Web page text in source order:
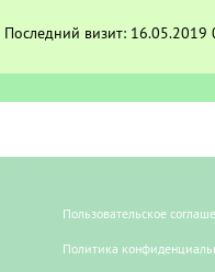
Последний визит: 16.05.2019
Пользовательское
Политика